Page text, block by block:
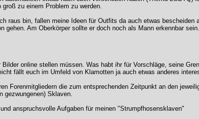
zu einem Problem zu werden.
raus bin, fallen meine Ideen für Outfits da auch etwas
gehen. Am Oberkörper sollte er doch noch als Mann erkennbar
online stellen müssen. Was habt ihr für Vorschläge, seine
fällt euch im Umfeld von Klamotten ja auch etwas anderes
Forenmitgliedern die zum entsprechenden Zeitpunkt an den
gezwungenen) Sklaven.
anspruchsvolle Aufgaben für meinen "Strumpfhosensklaven"